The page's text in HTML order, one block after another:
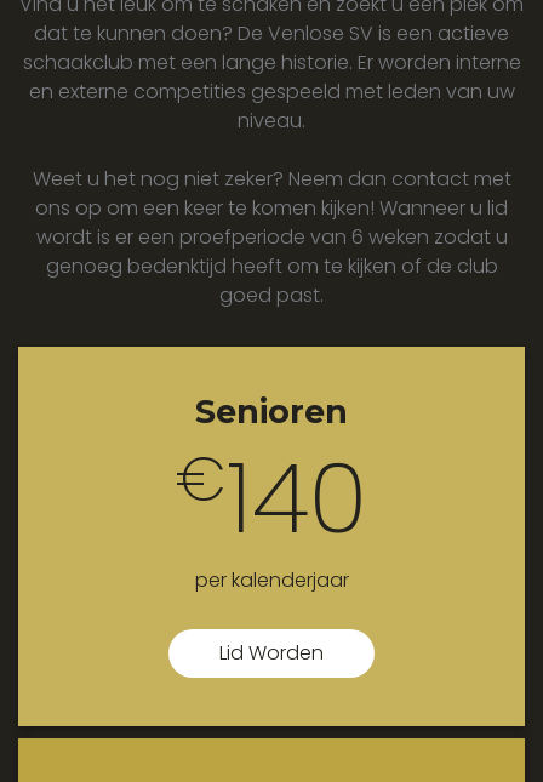
dat te kunnen doen? De Venlose SV is een actieve
schaakclub met een lange historie. Er worden interne
en externe competities gespeeld met leden van uw
niveau.
Weet u het nog niet zeker? Neem dan contact met
ons op om een keer te komen kijken! Wanneer u lid
wordt is er een proefperiode van 6 weken zodat u
genoeg bedenktijd heeft om te kijken of de club
goed past.
Senioren
€140
per kalenderjaar
Lid Worden